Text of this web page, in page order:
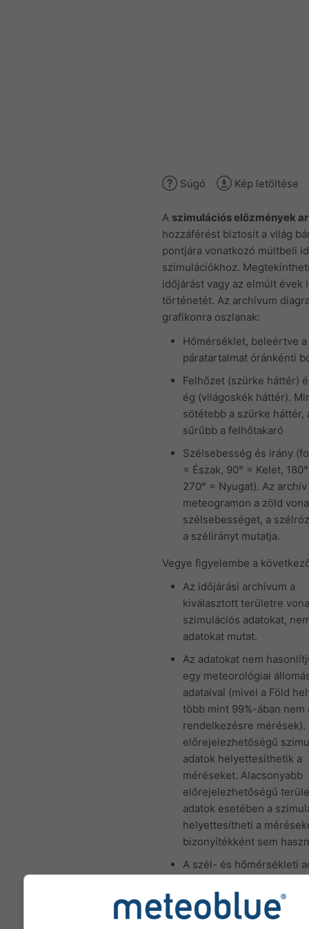
grafikonra oszlanak:
páratartalmat óránkénti
Felhőzet (szürke háttér)
ég (világoskék háttér).
sötétebb a szürke háttér,
sűrűbb a felhőtakaró
Szélsebesség és irány
270° = Nyugat). Az archív
meteogramon a zöld
szélsebességet, a
a szélirányt mutatja.
Vegye figyelembe a
Az időjárási archívum a
kiválasztott területre
szimulációs adatokat,
adatokat mutat.
Az adatokat nem
egy meteorológiai
több mint 99%-ában nem
rendelkezésre mérések).
előrejelezhetőségű
adatok helyettesíthetik a
méréseket. Alacsonyabb
előrejelezhetőségű
adatok esetében a
helyettesítheti a
bizonyítékként sem
A szél- és hőmérsékleti
rácspont átlagos
feletti magasságával
Ezért a hegyvidéki és a
területek hőmérséklete
eltérhet a pontosan
hely adataitól. A rácspont
tengerszint feletti
koordináták mellett
adatokat mutat. Egy
napi összesített